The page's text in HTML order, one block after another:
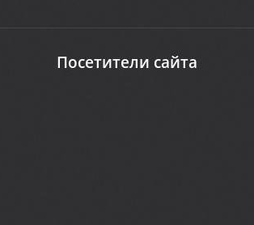
Посетители сайта